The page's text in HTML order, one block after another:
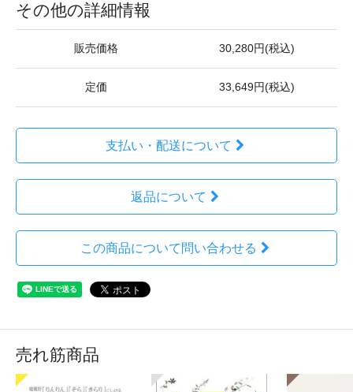
その他の詳細情報
販売価格 30,280円(税込)
定価 33,649円(税込)
支払い・配送について
返品について
この商品について問い合わせる
売れ筋商品